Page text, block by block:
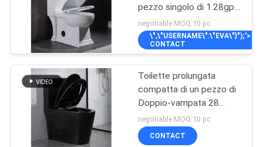
pezzo singolo di 1.28gpf
4.8lpf
negotiable MOQ:10 pc
\",\"USERNAME\":\"EVA\"}");'>
CONTACT
Toilette prolungata
compatta di un pezzo di
Doppio-vampata 28
pollici
negotiable MOQ:10 pc
CONTACT